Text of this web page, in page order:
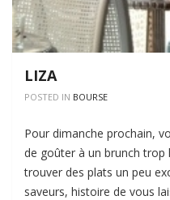
LIZA
POSTED IN BOURSE
Pour dimanche prochain,
de goûter à un brunch
trouver des plats un peu
saveurs, histoire de vous